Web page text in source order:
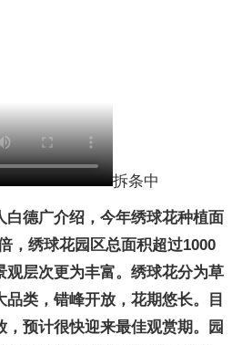
拆条中
白德广介绍，今年绣球花种植面
，绣球花园区总面积超过1000
观层次更为丰富。绣球花分为草
类，错峰开放，花期悠长。目
预计很快迎来最佳观赏期。园